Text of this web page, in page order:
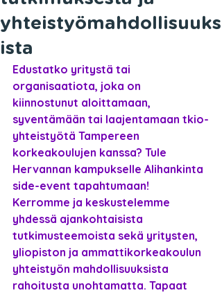
yhteistyömahdollisuuks
ista
Edustatko yritystä tai
organisaatiota, joka on
kiinnostunut aloittamaan,
syventämään tai laajentamaan tkio-
yhteistyötä Tampereen
korkeakoulujen kanssa? Tule
Hervannan kampukselle Alihankinta
side-event tapahtumaan!
Kerromme ja keskustelemme
yhdessä ajankohtaisista
tutkimusteemoista sekä yritysten,
yliopiston ja ammattikorkeakoulun
yhteistyön mahdollisuuksista
rahoitusta unohtamatta. Tapaat